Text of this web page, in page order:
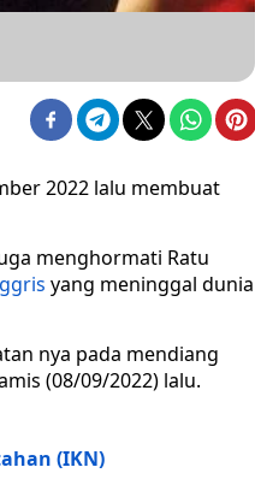
2022 lalu membuat
menghormati Ratu
yang meninggal dunia
nya pada mendiang
(08/09/2022) lalu.
(IKN)